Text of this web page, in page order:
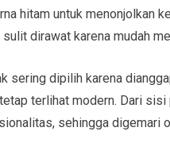
hitam untuk menonjolkan
dirawat karena mudah
sering dipilih karena
terlihat modern. Dari
sehingga digemari